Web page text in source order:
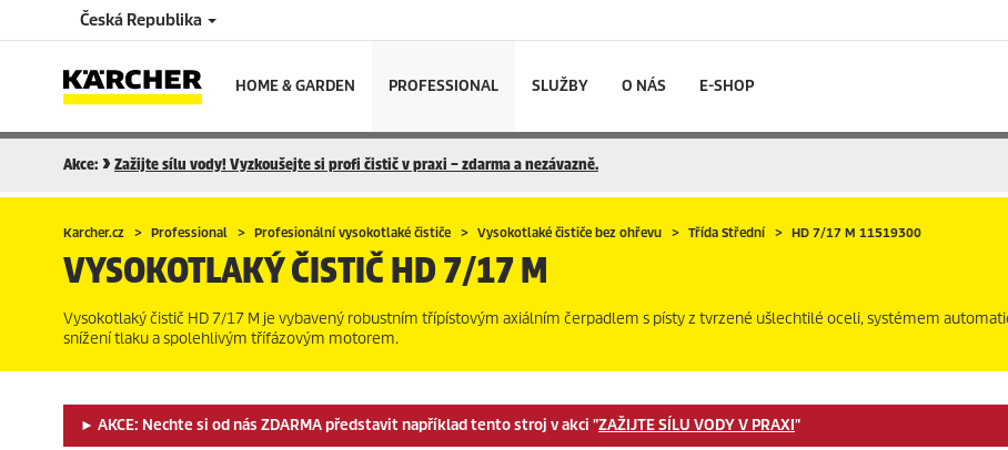
Česká Republika
HOME & GARDEN PROFESSIONAL SLUŽBY O NÁS E-SHOP
Akce: Zažijte sílu vody! Vyzkoušejte si profi čistič v praxi – zdarma a nezávazně.
Karcher.cz Professional Profesionální vysokotlaké čističe Vysokotlaké čističe bez ohřevu Třída Střední HD 7/17 M 11519300
VYSOKOTLAKÝ ČISTIČ HD 7/17 M
Vysokotlaký čistič HD 7/17 M je vybavený robustním třípístovým axiálním čerpadlem s písty z tvrzené ušlechtilé oceli, systémem
snížení tlaku a spolehlivým třífázovým motorem.
► AKCE: Nechte si od nás ZDARMA představit například tento stroj v akci "ZAŽIJTE SÍLU VODY V PRAXI"